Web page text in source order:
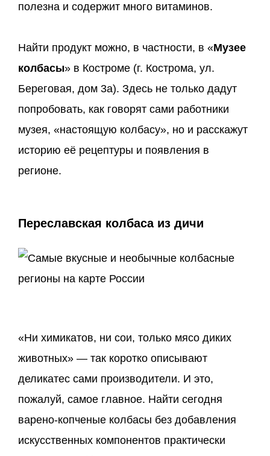
полезна и содержит много витаминов.
Найти продукт можно, в частности, в «Музее
колбасы» в Костроме (г. Кострома, ул.
Береговая, дом 3а). Здесь не только дадут
попробовать, как говорят сами работники
музея, «настоящую колбасу», но и расскажут
историю её рецептуры и появления в
регионе.
Переславская колбаса из дичи
«Ни химикатов, ни сои, только мясо диких
животных» — так коротко описывают
деликатес сами производители. И это,
пожалуй, самое главное. Найти сегодня
варено-копченые колбасы без добавления
искусственных компонентов практически